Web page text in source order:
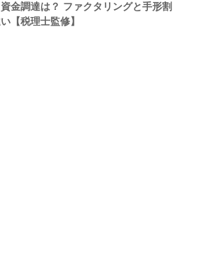
金調達は？ ファクタリングと手形割
【税理士監修】